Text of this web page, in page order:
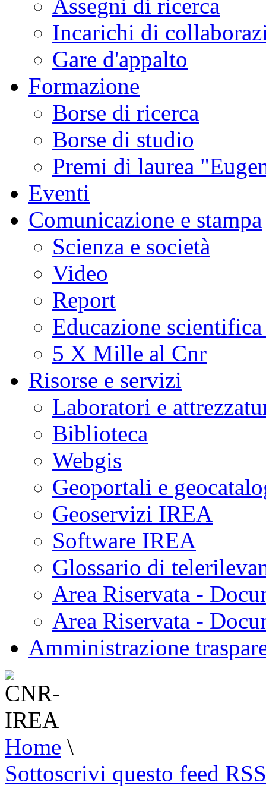
Assegni di ricerca
Incarichi di
Gare d'appalto
Formazione
Borse di ricerca
Borse di studio
Premi di laurea
Eventi
Comunicazione e stampa
Scienza e società
Video
Report
Educazione
5 X Mille al Cnr
Risorse e servizi
Laboratori e
Biblioteca
Webgis
Geoportali e
Geoservizi IREA
Software IREA
Glossario di
Area Riservata -
Area Riservata -
Amministrazione
Home \
Sottoscrivi questo feed RSS